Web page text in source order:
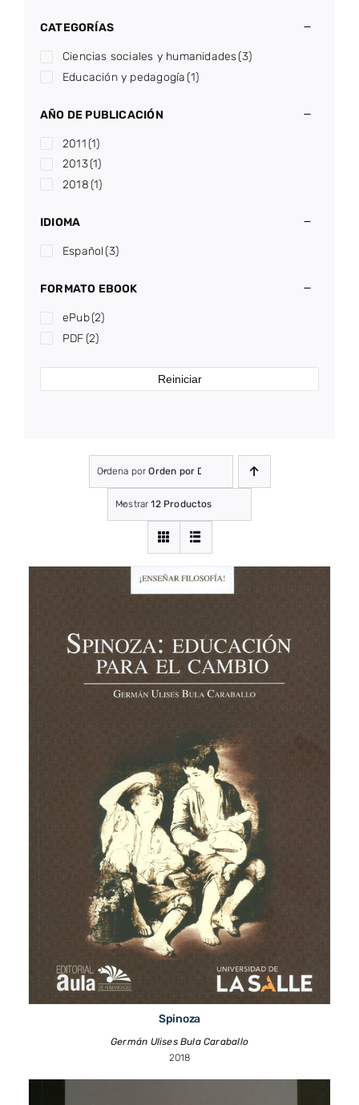
CATEGORÍAS
Ciencias sociales y humanidades(3)
Educación y pedagogía(1)
AÑO DE PUBLICACIÓN
2011(1)
2013(1)
2018(1)
IDIOMA
Español (3)
FORMATO EBOOK
ePub(2)
PDF(2)
Reiniciar
Ordena porOrden por Defecto
Mostrar12 Productos
Spinoza
Germán Ulises Bula Caraballo
2018